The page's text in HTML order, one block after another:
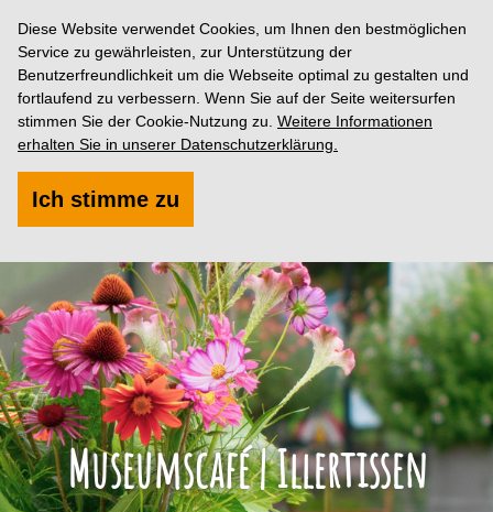
Diese Website verwendet Cookies, um Ihnen den bestmöglichen
Service zu gewährleisten, zur Unterstützung der
Benutzerfreundlichkeit um die Webseite optimal zu gestalten und
fortlaufend zu verbessern. Wenn Sie auf der Seite weitersurfen
stimmen Sie der Cookie-Nutzung zu. Weitere Informationen
erhalten Sie in unserer Datenschutzerklärung.
Ich stimme zu
Museumscafé | Illertissen